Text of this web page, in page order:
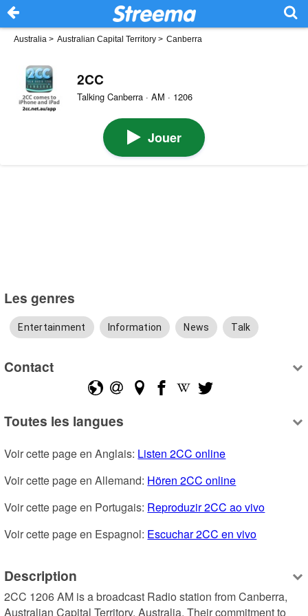
Australia > Australian Capital Territory > Canberra
2CC
Talking Canberra · AM · 1206
Jouer
Les genres
Entertainment Information News Talk
Contact
Toutes les langues
Voir cette page en Anglais: Listen 2CC online
Voir cette page en Allemand: Hören 2CC online
Voir cette page en Portugais: Reproduzir 2CC ao vivo
Voir cette page en Espagnol: Escuchar 2CC en vivo
Description
2CC 1206 AM is a broadcast Radio station from Canberra,
Australian Capital Territory, Australia. Their commitment to